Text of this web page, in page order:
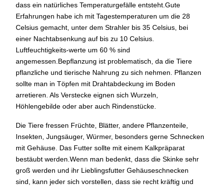
dass ein natürliches Temperaturgefälle entsteht.Gute
Erfahrungen habe ich mit Tagestemperaturen um die 28
Celsius gemacht, unter dem Strahler bis 35 Celsius, bei
einer Nachtabsenkung auf bis zu 10 Celsius.
Luftfeuchtigkeits-werte um 60 % sind
angemessen.Bepflanzung ist problematisch, da die Tiere
pflanzliche und tierische Nahrung zu sich nehmen. Pflanzen
sollte man in Töpfen mit Drahtabdeckung im Boden
arretieren. Als Verstecke eignen sich Wurzeln,
Höhlengebilde oder aber auch Rindenstücke.
Die Tiere fressen Früchte, Blätter, andere Pflanzenteile,
Insekten, Jungsäuger, Würmer, besonders gerne Schnecken
mit Gehäuse. Das Futter sollte mit einem Kalkpräparat
bestäubt werden.Wenn man bedenkt, dass die Skinke sehr
groß werden und ihr Lieblingsfutter Gehäuseschnecken
sind, kann jeder sich vorstellen, dass sie recht kräftig und